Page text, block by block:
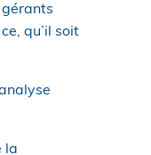
qu’il soit
la